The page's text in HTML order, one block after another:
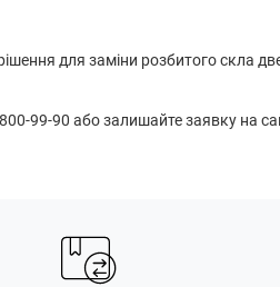
для заміни розбитого скла
99-90 або залишайте заявку на